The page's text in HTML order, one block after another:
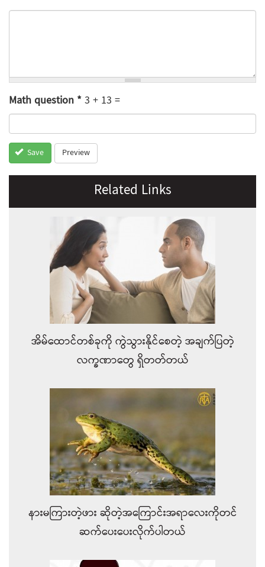
Math question*3 + 13 =
Save Preview
Related Links
အိမ်ထောင်တစ်ခုကို ကွဲသွားနိုင်စေတဲ့ အချက်ပြတဲ့
လက္ခဏာတွေ ရှိတတ်တယ်
နားမကြားတဲ့ဖား ဆိုတဲ့အကြောင်းအရာလေးကိုတင်
ဆက်ပေးပေးလိုက်ပါတယ်